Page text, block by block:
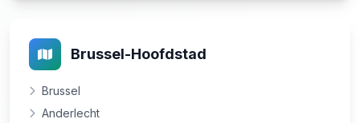
Brussel-Hoofdstad
Brussel
Anderlecht